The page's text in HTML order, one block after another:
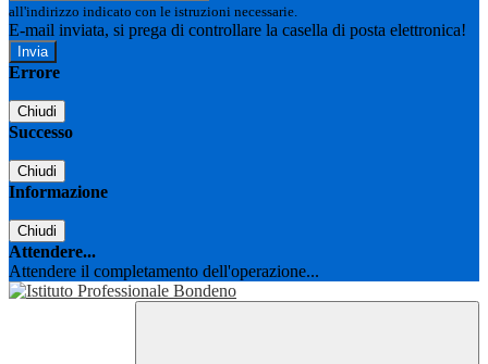
all'indirizzo indicato con le istruzioni necessarie.
E-mail inviata, si prega di controllare la casella di posta elettronica!
Errore
Chiudi
Successo
Chiudi
Informazione
Chiudi
Attendere...
Attendere il completamento dell'operazione...